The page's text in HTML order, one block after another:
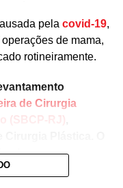
pela covid-19,
de mama,
rotineiramente.
de Cirurgia
(SBCP-RJ)
para
de diferentes